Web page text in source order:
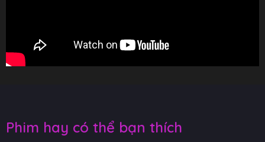
Phim hay có thể bạn thích